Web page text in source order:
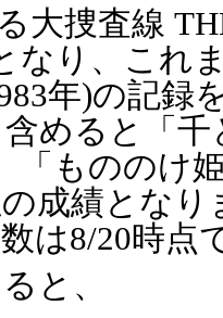
大捜査線
なり、これ
年)の記録
めると「千
「もののけ
成績となり
は8/20時点
と、